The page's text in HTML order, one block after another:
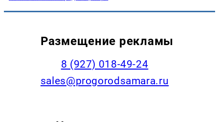
Размещение рекламы
8 (927) 018-49-24
sales@progorodsamara.ru